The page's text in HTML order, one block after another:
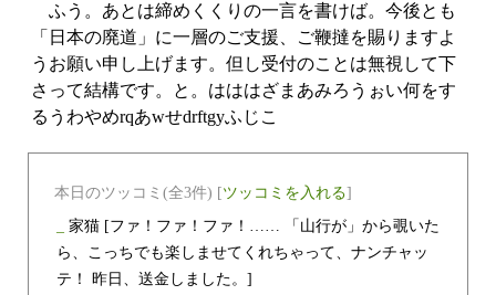
ふう。あとは締めくくりの一言を書けば。今後とも
「日本の廃道」に一層のご支援、ご鞭撻を賜りますよ
うお願い申し上げます。但し受付のことは無視して下
さって結構です。と。はははざまあみろうぉい何をす
るうわやめrqあwせdrftgyふじこ
本日のツッコミ(全3件) [ツッコミを入れる]
家猫 [ファ！ファ！ファ！…… 「山行が」から覗いた
ら、こっちでも楽しませてくれちゃって、ナンチャッ
テ！ 昨日、送金しました。]